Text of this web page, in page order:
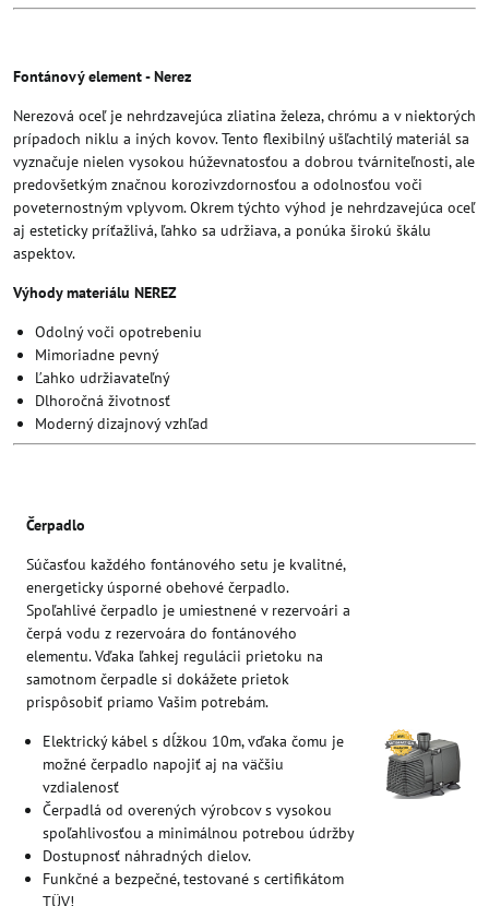
Fontánový element - Nerez
Nerezová oceľ je nehrdzavejúca zliatina železa, chrómu a v niektorých
prípadoch niklu a iných kovov. Tento flexibilný ušľachtilý materiál sa
vyznačuje nielen vysokou húževnatosťou a dobrou tvárniteľnosti, ale
predovšetkým značnou korozivzdornosťou a odolnosťou voči
poveternostným vplyvom. Okrem týchto výhod je nehrdzavejúca oceľ
aj esteticky príťažlivá, ľahko sa udržiava, a ponúka širokú škálu
aspektov.
Výhody materiálu NEREZ
Odolný voči opotrebeniu
Mimoriadne pevný
Ľahko udržiavateľný
Dlhoročná životnosť
Moderný dizajnový vzhľad
Čerpadlo
Súčasťou každého fontánového setu je kvalitné,
energeticky úsporné obehové čerpadlo.
Spoľahlivé čerpadlo je umiestnené v rezervoári a
čerpá vodu z rezervoára do fontánového
elementu. Vďaka ľahkej regulácii prietoku na
samotnom čerpadle si dokážete prietok
prispôsobiť priamo Vašim potrebám.
Elektrický kábel s dĺžkou 10m, vďaka čomu je
možné čerpadlo napojiť aj na väčšiu
vzdialenosť
Čerpadlá od overených výrobcov s vysokou
spoľahlivosťou a minimálnou potrebou údržby
Dostupnosť náhradných dielov.
Funkčné a bezpečné, testované s certifikátom
TÜV!